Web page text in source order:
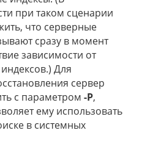
при таком сценарии
что серверные
сразу в момент
зависимости от
Для
сервер
с параметром -P,
ему использовать
в системных